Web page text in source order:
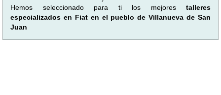
Hemos seleccionado para ti los mejores talleres
especializados en Fiat en el pueblo de Villanueva de San
Juan